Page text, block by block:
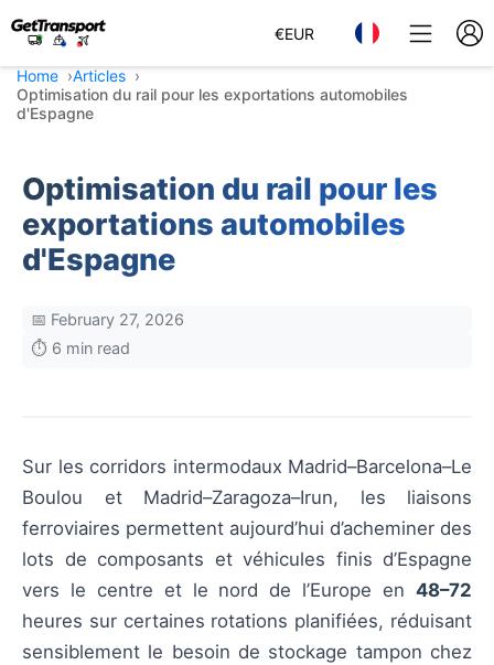
€EUR
Home
Articles
Optimisation du rail pour les exportations automobiles
d'Espagne
Optimisation du rail pour les
exportations automobiles
d'Espagne
📅 February 27, 2026
⏱️ 6 min read
Sur les corridors intermodaux Madrid–Barcelona–Le
Boulou et Madrid–Zaragoza–Irun, les liaisons
ferroviaires permettent aujourd’hui d’acheminer des
lots de composants et véhicules finis d’Espagne
vers le centre et le nord de l’Europe en 48–72
heures sur certaines rotations planifiées, réduisant
sensiblement le besoin de stockage tampon chez